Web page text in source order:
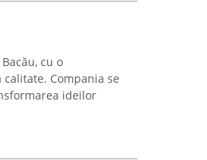
cu o
Compania se
ideilor